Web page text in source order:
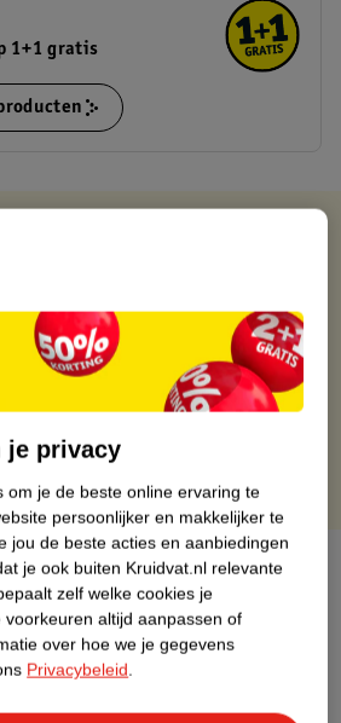
1+1 gratis
voordelig
22:00 uur besteld, volgende dag in huis
vanaf 50.00
30 dagen
Kruidvat kaart
je privacy
om je de beste online ervaring te
persoonlijker en makkelijker te
jou de beste acties en aanbiedingen
je ook buiten Kruidvat.nl relevante
zelf welke cookies je
voorkeuren altijd aanpassen of
over hoe we je gegevens
Privacybeleid.